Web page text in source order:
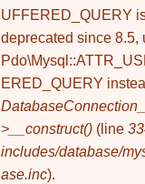
UFFERED_QUERY
deprecated since 8.5,
ERED_QUERY
>__construct() (line
includes/database/
ase.inc).